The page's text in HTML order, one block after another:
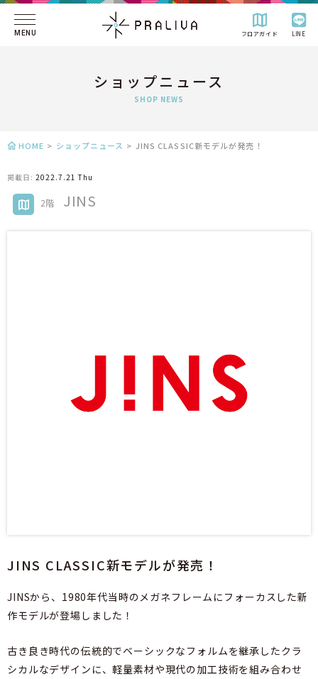
MENU フロアガイド LINE
ショップニュース
SHOP NEWS
HOME > ショップニュース > JINS CLASSIC新モデルが発売！
掲載日: 2022.7.21 Thu
2階 JINS
JINS CLASSIC新モデルが発売！
JINSから、1980年代当時のメガネフレームにフォーカスした新
作モデルが登場しました！
古き良き時代の伝統的でベーシックなフォルムを継承したクラ
シカルなデザインに、軽量素材や現代の加工技術を組み合わせ